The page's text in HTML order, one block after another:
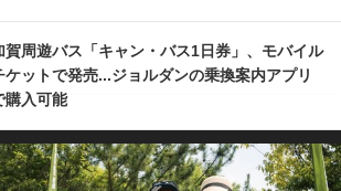
賀周遊バス「キャン・バス1日券」、モバイル
ケットで発売...ジョルダンの乗換案内アプリ
購入可能